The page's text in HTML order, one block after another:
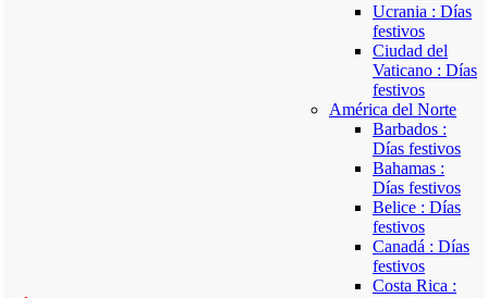
Ucrania : Días
festivos
Ciudad del
Vaticano : Días
festivos
América del Norte
Barbados :
Días festivos
Bahamas :
Días festivos
Belice : Días
festivos
Canadá : Días
festivos
Costa Rica :